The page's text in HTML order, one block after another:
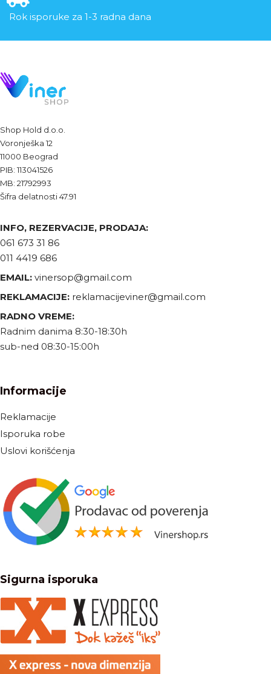
Rok isporuke za 1-3 radna dana
Shop Hold d.o.o.
Voronješka 12
11000 Beograd
PIB: 113041526
MB: 21792993
Šifra delatnosti 47.91
INFO, REZERVACIJE, PRODAJA:
061 673 31 86
011 4419 686
EMAIL: vinersop@gmail.com
REKLAMACIJE: reklamacijeviner@gmail.com
RADNO VREME:
Radnim danima 8:30-18:30h
sub-ned 08:30-15:00h
Informacije
Reklamacije
Isporuka robe
Uslovi korišćenja
Sigurna isporuka